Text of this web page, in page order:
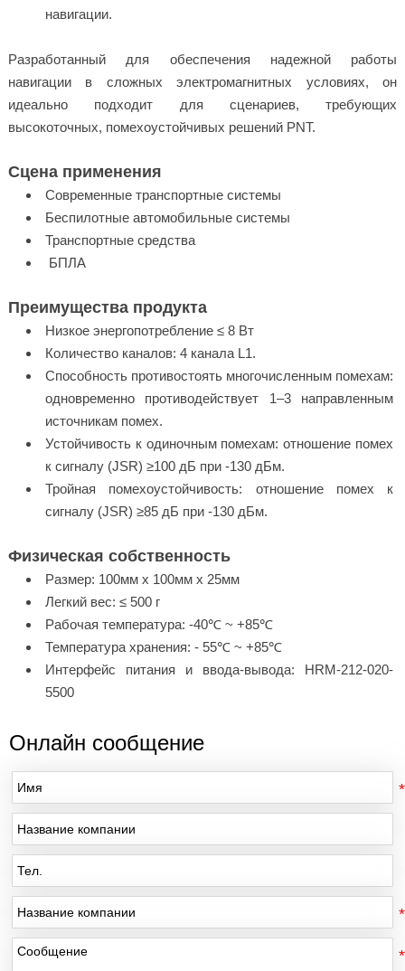
навигации.
Разработанный для обеспечения надежной работы
навигации в сложных электромагнитных условиях, он
идеально подходит для сценариев, требующих
высокоточных, помехоустойчивых решений PNT.
Сцена применения
Современные транспортные системы
Беспилотные автомобильные системы
Транспортные средства
БПЛА
Преимущества продукта
Низкое энергопотребление ≤ 8 Вт
Количество каналов: 4 канала L1.
Способность противостоять многочисленным помехам:
одновременно противодействует 1–3 направленным
источникам помех.
Устойчивость к одиночным помехам: отношение помех
к сигналу (JSR) ≥100 дБ при -130 дБм.
Тройная помехоустойчивость: отношение помех к
сигналу (JSR) ≥85 дБ при -130 дБм.
Физическая собственность
Размер: 100мм x 100мм x 25мм
Легкий вес: ≤ 500 г
Рабочая температура: -40℃ ~ +85℃
Температура хранения: - 55℃ ~ +85℃
Интерфейс питания и ввода-вывода: HRM-212-020-
5500
Онлайн сообщение